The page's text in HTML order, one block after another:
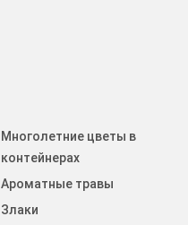
Многолетние цветы в
контейнерах
Ароматные травы
Злаки